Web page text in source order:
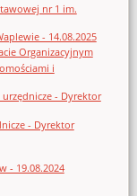
nr 1 im.
- 14.08.2025
Organizacyjnym
i
- Dyrektor
- Dyrektor
- 19.08.2024